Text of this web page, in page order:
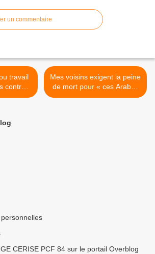
un commentaire
contre
et
Mes voisins exigent la peine
de mort pour « ces Arabes
terroristes » >
CERISE PCF 84 sur le portail Overblog